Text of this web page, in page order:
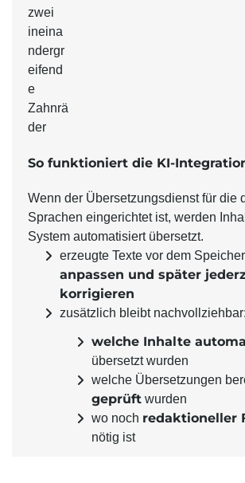
So funktioniert die KI-
Wenn der Übersetzungsdienst für die
Sprachen eingerichtet ist, werden
System automatisiert übersetzt.
erzeugte Texte vor dem
anpassen und später
korrigieren
zusätzlich bleibt nachvollziehbar:
welche Inhalte
übersetzt wurden
welche Übersetzungen
geprüft wurden
wo noch redaktioneller
nötig ist